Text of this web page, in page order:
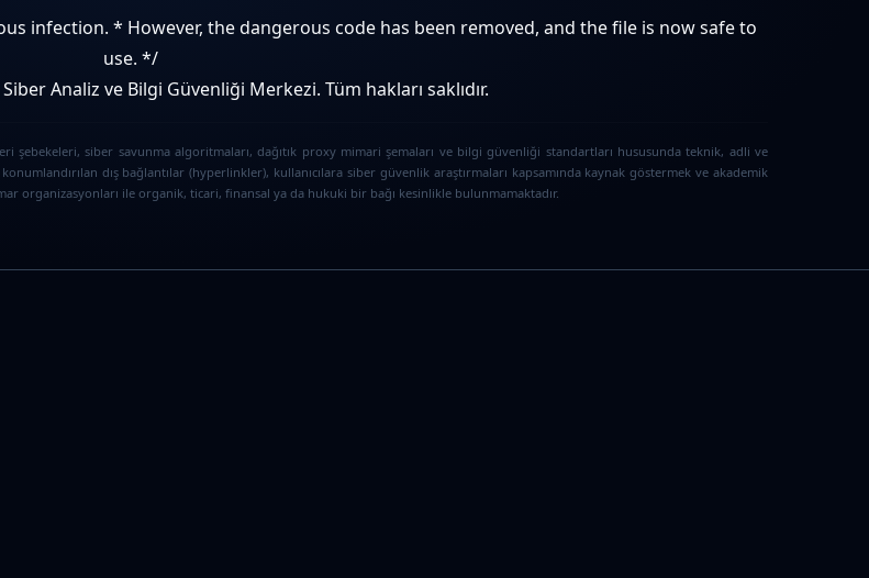
infection. * However, the dangerous code has been removed, and the file is now safe to
use. */
Analiz ve Bilgi Güvenliği Merkezi. Tüm hakları saklıdır.
şebekeleri, siber savunma algoritmaları, dağıtık proxy mimari şemaları ve bilgi güvenliği standartları hususunda teknik, adli ve
dış bağlantılar (hyperlinkler), kullanıcılara siber güvenlik araştırmaları kapsamında kaynak göstermek ve akademik
organizasyonları ile organik, ticari, finansal ya da hukuki bir bağı kesinlikle bulunmamaktadır.